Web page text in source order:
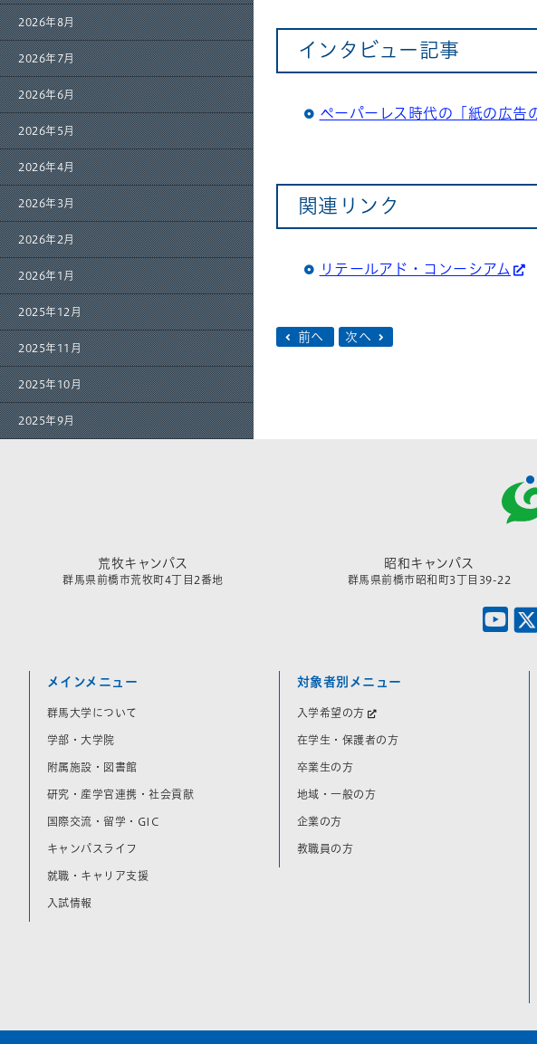
2026年8月
2026年7月
2026年6月
2026年5月
2026年4月
2026年3月
2026年2月
2026年1月
2025年12月
2025年11月
2025年10月
2025年9月
インタビュー記事
ペーパーレス時代の「紙の広
関連リンク
リテールアド・コンーシアム
前へ 次へ
荒牧キャンパス
群馬県前橋市荒牧町4丁目2番地
昭和キャンパス
群馬県前橋市昭和町3丁目39-22
メインメニュー
群馬大学について
学部・大学院
附属施設・図書館
研究・産学官連携・社会貢献
国際交流・留学・GIC
キャンパスライフ
就職・キャリア支援
入試情報
対象者別メニュー
入学希望の方
在学生・保護者の方
卒業生の方
地域・一般の方
企業の方
教職員の方